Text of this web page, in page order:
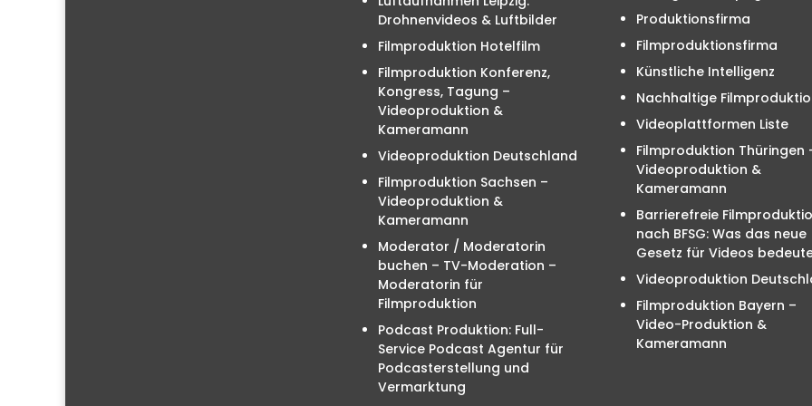
Drohnenvideos & Luftbilder
Filmproduktion Hotelfilm
Filmproduktion Konferenz,
Kongress, Tagung –
Videoproduktion &
Kameramann
Videoproduktion Deutschland
Filmproduktion Sachsen –
Videoproduktion &
Kameramann
Moderator / Moderatorin
buchen – TV-Moderation –
Moderatorin für
Filmproduktion
Podcast Produktion: Full-
Service Podcast Agentur für
Podcasterstellung und
Vermarktung
Produktionsfirma
Filmproduktionsfirma
Künstliche Intelligenz
Nachhaltige
Videoplattformen Liste
Filmproduktion Thüringen
Videoproduktion &
Kameramann
Barrierefreie
nach BFSG: Was das neue
Gesetz für Videos
Videoproduktion
Filmproduktion Bayern –
Video-Produktion &
Kameramann